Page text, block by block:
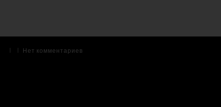
Нет комментариев